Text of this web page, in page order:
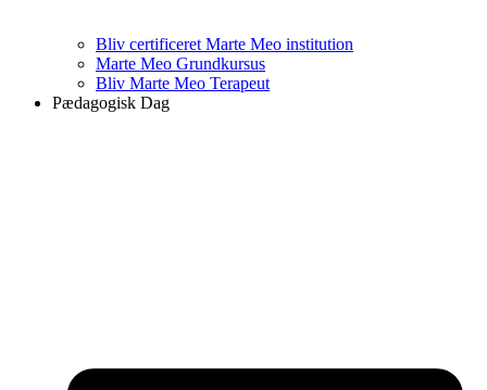
Bliv certificeret Marte Meo institution
Marte Meo Grundkursus
Bliv Marte Meo Terapeut
Pædagogisk Dag